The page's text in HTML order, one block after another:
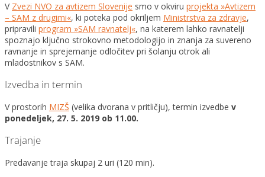
V Zvezi NVO za avtizem Slovenije smo v okviru projekta »Avtizem
– SAM z drugimi«, ki poteka pod okriljem Ministrstva za zdravje,
pripravili program »SAM ravnatelj«, na katerem lahko ravnatelji
spoznajo ključno strokovno metodologijo in znanja za suvereno
ravnanje in sprejemanje odločitev pri šolanju otrok ali
mladostnikov s SAM.
Izvedba in termin
V prostorih MIZŠ (velika dvorana v pritličju), termin izvedbe v
ponedeljek, 27. 5. 2019 ob 11.00.
Trajanje
Predavanje traja skupaj 2 uri (120 min).